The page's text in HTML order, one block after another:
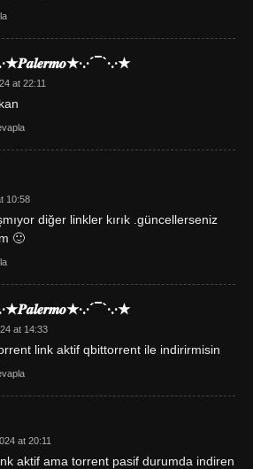
at 22:11
10:58
diğer linkler kırık .güncellerseniz
🙂
at 14:33
link aktif qbittorrent ile indirirmisin
at 20:11
aktif ama torrent pasif durumda indiren